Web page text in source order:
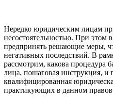
Нередко юридическим лицам
несостоятельностью. При этом
предпринять решающие меры,
негативных последствий. В
рассмотрим, какова процедура
лица, пошаговая инструкция, и
квалифицированная
практикующих в данном